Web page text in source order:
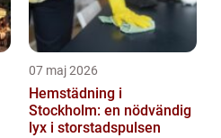
07 maj 2026
Hemstädning i
Stockholm: en nödvändig
lyx i storstadspulsen